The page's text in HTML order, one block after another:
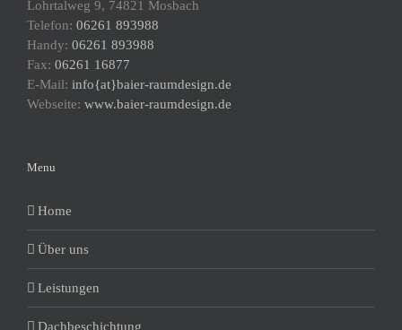
Lohrtalweg 9, 74821 Mosbach
Telefon: 06261 893988
Handy: 06261 893988
Fax: 06261 16877
E-Mail: info{at}baier-raumdesign.de
Webseite: www.baier-raumdesign.de
Menu
Home
Über uns
Leistungen
Dachbeschichtung